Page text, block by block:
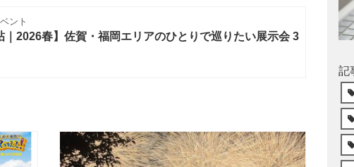
ント
｜2026春】佐賀・福岡エリアのひとりで巡りたい展示会 3
記